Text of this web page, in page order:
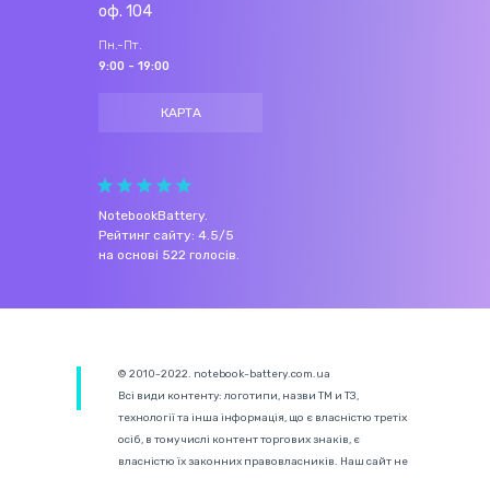
оф. 104
Пн.-Пт.
9:00 - 19:00
КАРТА
NotebookBattery.
Рейтинг сайту: 4.5/5
на основі 522 голосів.
© 2010-2022. notebook-battery.com.ua
Всі види контенту: логотипи, назви ТМ и ТЗ,
технології та інша інформація, що є власністю третіх
осіб, в тому числі контент торгових знаків, є
власністю їх законних правовласників. Наш сайт не